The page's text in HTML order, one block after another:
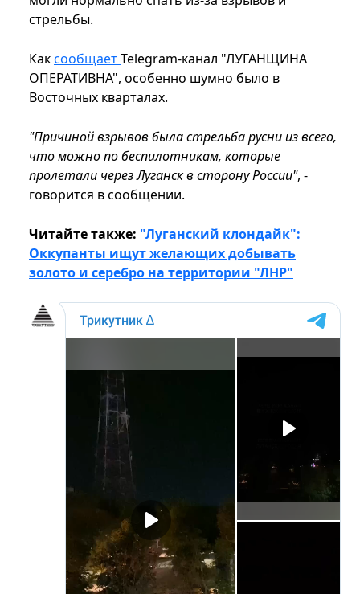
стрельбы.
КаксообщаетTelegram-канал "ЛУГАНЩИНА
ОПЕРАТИВНА", особенно шумно было в
Восточных кварталах.
"Причиной взрывов была стрельба русни из всего,
что можно по беспилотникам, которые
пролетали через Луганск в сторону России", -
говорится в сообщении.
Читайте также: "Луганский клондайк":
Оккупанты ищут желающих добывать
золото и серебро на территории "ЛНР"